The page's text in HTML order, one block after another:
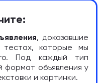
, доказавшие
тестах, которые мы
Под каждый тип
формат объявления у
и картинки.